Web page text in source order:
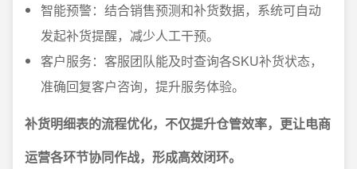
智能预警：结合销售预测和补货数据，系统可自动
发起补货提醒，减少人工干预。
客户服务：客服团队能及时查询各SKU补货状态，
准确回复客户咨询，提升服务体验。
补货明细表的流程优化，不仅提升仓管效率，更让电商
运营各环节协同作战，形成高效闭环。